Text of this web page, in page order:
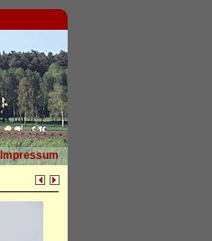
Impressum